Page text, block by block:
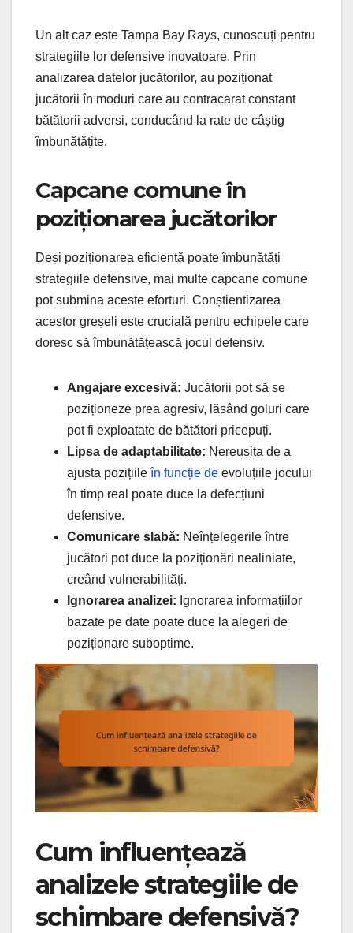
Un alt caz este Tampa Bay Rays, cunoscuți pentru
strategiile lor defensive inovatoare. Prin
analizarea datelor jucătorilor, au poziționat
jucătorii în moduri care au contracarat constant
bătătorii adversi, conducând la rate de câștig
îmbunătățite.
Capcane comune în
poziționarea jucătorilor
Deși poziționarea eficientă poate îmbunătăți
strategiile defensive, mai multe capcane comune
pot submina aceste eforturi. Conștientizarea
acestor greșeli este crucială pentru echipele care
doresc să îmbunătățească jocul defensiv.
Angajare excesivă: Jucătorii pot să se
poziționeze prea agresiv, lăsând goluri care
pot fi exploatate de bătători pricepuți.
Lipsa de adaptabilitate: Nereușita de a
ajusta pozițiileîn funcție de evoluțiile jocului
în timp real poate duce la defecțiuni
defensive.
Comunicare slabă: Neînțelegerile între
jucători pot duce la poziționări nealiniate,
creând vulnerabilități.
Ignorarea analizei: Ignorarea informațiilor
bazate pe date poate duce la alegeri de
poziționare suboptime.
Cum influențează
analizele strategiile de
schimbare defensivă?